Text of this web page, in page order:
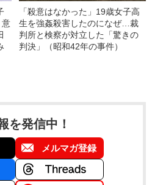
意
「殺意はなかった」19歳女子高
生を強姦殺害したのになぜ…裁
判所と検察が対立した「驚きの
判決」（昭和42年の事件）
を発信中！
メルマガ登録